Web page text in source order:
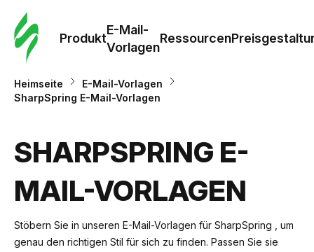
Produkt
E-Mail-
Vorlagen
Ressourcen
Heimseite
E-Mail-Vorlagen
SharpSpring E-Mail-Vorlagen
SHARPSPRING E-
MAIL-VORLAGEN
Stöbern Sie in unseren E-Mail-Vorlagen für SharpSpring , um
genau den richtigen Stil für sich zu finden. Passen Sie sie